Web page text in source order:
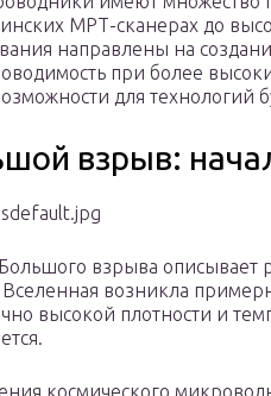
МРТ-сканерах до
направлены на
при более
для технологий
взрыв:
взрыва
возникла
высокой плотности и
космического